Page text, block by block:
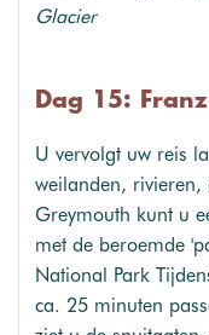
Glacier
Dag 15:
U vervolgt uw reis
weilanden, rivieren,
Greymouth kunt u
met de beroemde
National Park
ca. 25 minuten